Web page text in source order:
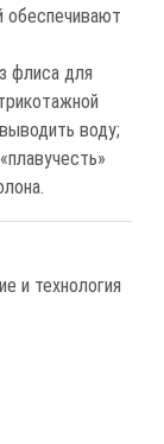
обеспечивают
флиса для
воду;
и технология